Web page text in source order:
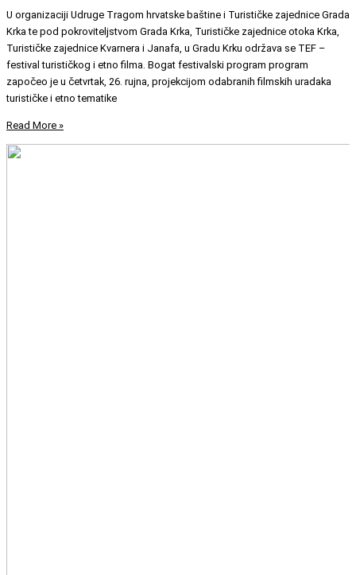
U organizaciji Udruge Tragom hrvatske baštine i Turističke zajednice Grada
Krka te pod pokroviteljstvom Grada Krka, Turističke zajednice otoka Krka,
Turističke zajednice Kvarnera i Janafa, u Gradu Krku održava se TEF –
festival turističkog i etno filma. Bogat festivalski program program
započeo je u četvrtak, 26. rujna, projekcijom odabranih filmskih uradaka
turističke i etno tematike
Read More »